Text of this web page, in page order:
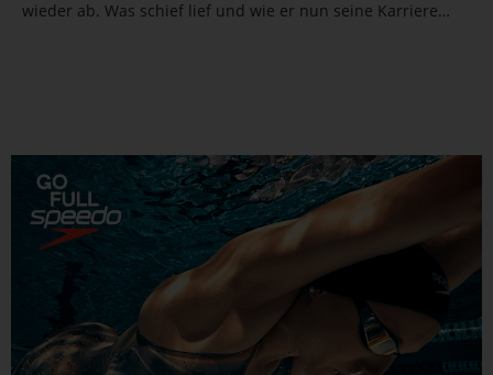
wieder ab. Was schief lief und wie er nun seine Karriere